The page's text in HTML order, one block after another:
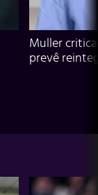
Muller
prevê